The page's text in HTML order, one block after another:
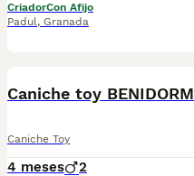
CriadorCon Afijo
Padul, Granada
Caniche toy BENIDORM
Caniche Toy
4 meses 2